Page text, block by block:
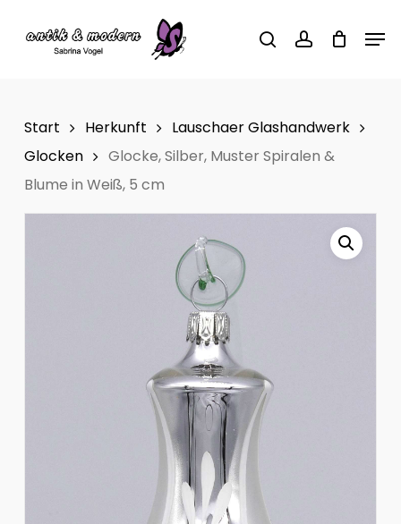
searchaccount
Start Herkunft
Lauschaer Glashandwerk
Glocken
Glocke, Silber, Muster Spiralen &
Blume in Weiß, 5 cm